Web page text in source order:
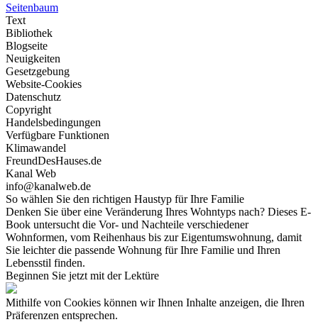
Seitenbaum
Text
Bibliothek
Blogseite
Neuigkeiten
Gesetzgebung
Website-Cookies
Datenschutz
Copyright
Handelsbedingungen
Verfügbare Funktionen
Klimawandel
FreundDesHauses.de
Kanal Web
info@kanalweb.de
So wählen Sie den richtigen Haustyp für Ihre Familie
Denken Sie über eine Veränderung Ihres Wohntyps nach? Dieses E-
Book untersucht die Vor- und Nachteile verschiedener
Wohnformen, vom Reihenhaus bis zur Eigentumswohnung, damit
Sie leichter die passende Wohnung für Ihre Familie und Ihren
Lebensstil finden.
Beginnen Sie jetzt mit der Lektüre
Mithilfe von Cookies können wir Ihnen Inhalte anzeigen, die Ihren
Präferenzen entsprechen.